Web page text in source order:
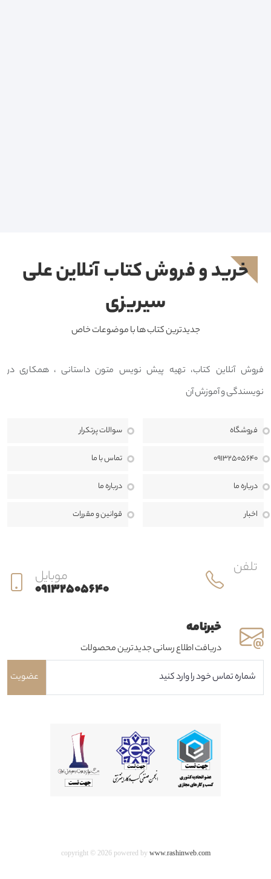
فروشگاه
09132505640
درباره ما
اخبار
سوالات پرتکرار
تماس با ما
درباره ما
قوانين و مقررات
خرید و فروش کتاب آنلاین علی
سیریزی
جدیدترین کتاب ها با موضوعات خاص
فروش آنلاین کتاب، تهیه پیش نویس متون داستانی ، همکاری در
نویسندگی و آموزش آن
خبرنامه
دریافت اطلاع رسانی جدیدترین محصولات
تلفن موبایل
09132505640
عضویت
copyright © 2026 powered by www.rashinweb.com